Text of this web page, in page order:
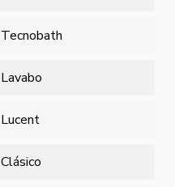
Tecnobath
Lavabo
Lucent
Clásico